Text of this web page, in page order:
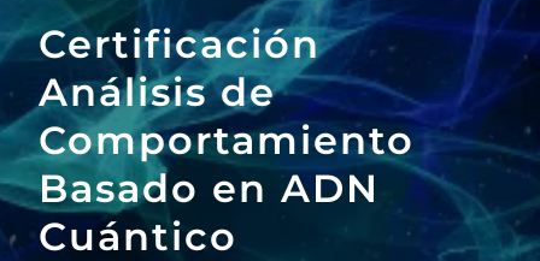
Certificación
Análisis de
Comportamiento
Basado en ADN
Cuántico